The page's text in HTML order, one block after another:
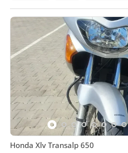
Honda Xlv Тransalp 650